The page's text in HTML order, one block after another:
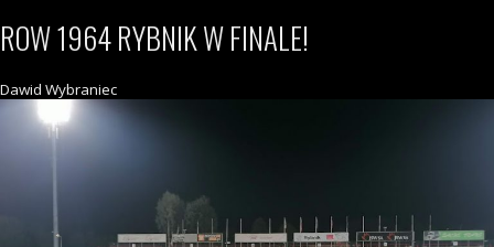
ROW 1964 RYBNIK W FINALE!
Dawid Wybraniec